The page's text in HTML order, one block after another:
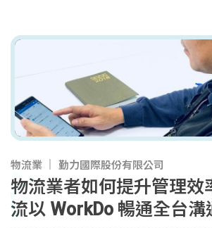
物流業 勤力國際股份有限公司
物流業者如何提升管理效
流以 WorkDo 暢通全台溝